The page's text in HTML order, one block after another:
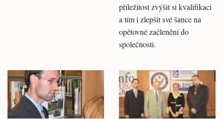
příležitost zvýšit si kvalifikaci
a tím i zlepšit své šance na
opětovné začlenění do
společnosti.